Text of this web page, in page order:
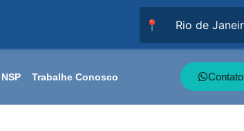
📍
NSP Trabalhe Conosco Contato